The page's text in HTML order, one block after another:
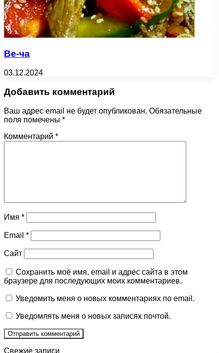
Ве-ча
03.12.2024
Добавить комментарий
Ваш адрес email не будет опубликован. Обязательные
поля помечены *
Комментарий *
Имя *
Email *
Сайт
Сохранить моё имя, email и адрес сайта в этом
браузере для последующих моих комментариев.
Уведомить меня о новых комментариях по email.
Уведомлять меня о новых записях почтой.
Свежие записи